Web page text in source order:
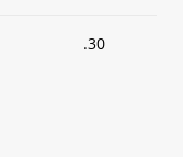
.30